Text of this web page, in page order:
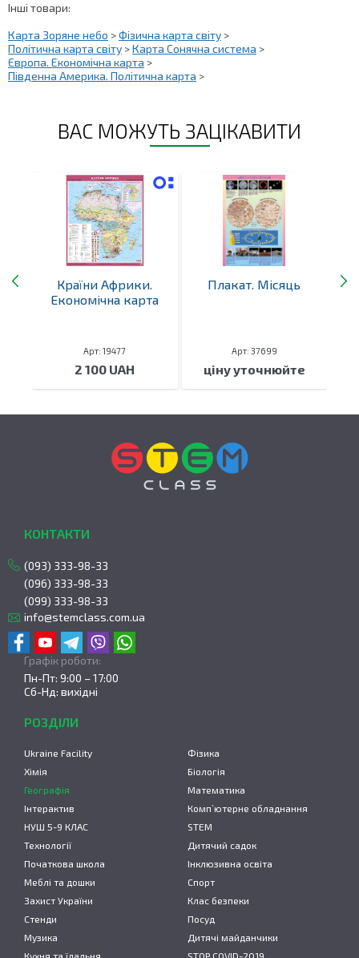
Інші товари:
Карта Зоряне небо >Фізична карта світу >
Політична карта світу >Карта Сонячна система >
Європа. Економічна карта >
Південна Америка. Політична карта >
ВАС МОЖУТЬ ЗАЦІКАВИТИ
Країни Африки.
Економічна карта
Арт: 19477
2 100 UAH
Плакат. Місяць
Арт: 37699
ціну уточнюйте
КОНТАКТИ
(093) 333-98-33
(096) 333-98-33
(099) 333-98-33
info@stemclass.com.ua
Графік роботи:
Пн-Пт: 9:00 – 17:00
Сб-Нд: вихідні
РОЗДІЛИ
Ukraine Facility
Фізика
Хімія
Біологія
Географія
Математика
Інтерактив
Комп’ютерне обладнання
НУШ 5-9 КЛАС
STEM
Технології
Дитячий садок
Початкова школа
Інклюзивна освіта
Меблі та дошки
Спорт
Захист України
Клас безпеки
Стенди
Посуд
Музика
Дитячі майданчики
Кухня та їдальня
STOP COVID-2019